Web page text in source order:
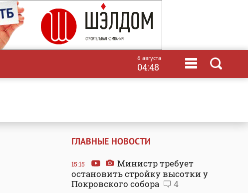
6 августа
04:48
ГЛАВНЫЕ НОВОСТИ
15:15
Министр требует
остановить стройку высотки у
Покровского собора
4